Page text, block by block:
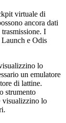
virtuale di
ancora dati
I
e Odis
lo
un emulatore
di lattine.
strumento
visualizzino lo